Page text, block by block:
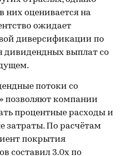
них оценивается на
ожидает
диверсификации по
дивидендных выплат со
потоки со
позволяют компании
процентные расходы и
затраты. По расчётам
покрытия
составил 3.0х по